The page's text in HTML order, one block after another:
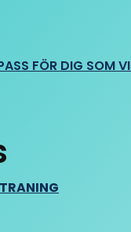
FÖR DIG SOM